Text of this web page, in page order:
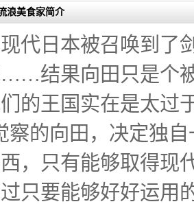
浪美食家简介
代日本被召唤到了
结果向田只是个
的王国实在是太过
察的向田，决定独
，只有能够取得现
只要能够好好运用